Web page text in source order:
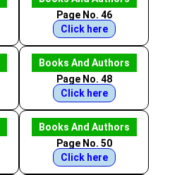
Page No. 46
Click here
Books And Authors
Page No. 48
Click here
Books And Authors
Page No. 50
Click here